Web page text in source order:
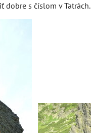
dobre s číslom v Tatrách.